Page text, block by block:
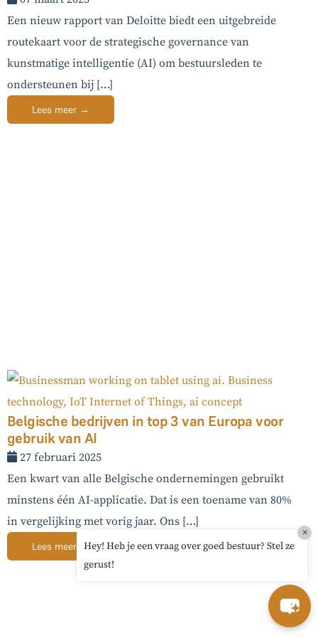
Een nieuw rapport van Deloitte biedt een uitgebreide
routekaart voor de strategische governance van
kunstmatige intelligentie (AI) om bestuursleden te
ondersteunen bij […]
Lees meer →
Belgische bedrijven in top 3 van Europa voor
gebruik van AI
27 februari 2025
Een kwart van alle Belgische ondernemingen gebruikt
minstens één AI-applicatie. Dat is een toename van 80%
in vergelijking met vorig jaar. Ons […]
Lees meer →Hey! Heb je een vraag over goed bestuur? Stel ze
gerust!
×